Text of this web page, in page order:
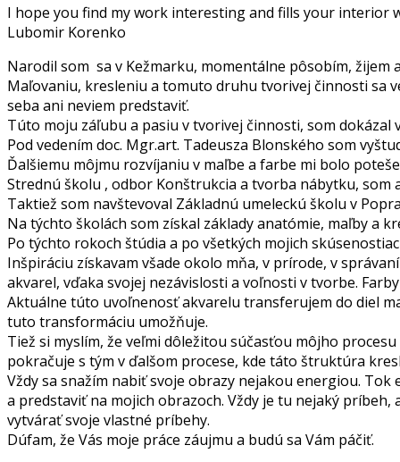
I hope you find my work interesting and fills your interior
Lubomir Korenko
Narodil som sa v Kežmarku, momentálne pôsobím, žijem
Maľovaniu, kresleniu a tomuto druhu tvorivej činnosti sa
seba ani neviem predstaviť.
Túto moju záľubu a pasiu v tvorivej činnosti, som
Pod vedením doc. Mgr.art. Tadeusza Blonského som
Ďalšiemu môjmu rozvíjaniu v maľbe a farbe mi bolo
Strednú školu , odbor Konštrukcia a tvorba nábytku, som
Taktiež som navštevoval Základnú umeleckú školu v
Na týchto školách som získal základy anatómie, maľby a
Po týchto rokoch štúdia a po všetkých mojich
Inšpiráciu získavam všade okolo mňa, v prírode, v
akvarel, vďaka svojej nezávislosti a voľnosti v tvorbe.
Aktuálne túto uvoľnenosť akvarelu transferujem do diel
tuto transformáciu umožňuje.
Tiež si myslím, že veľmi dôležitou súčasťou môjho
pokračuje s tým v ďalšom procese, kde táto štruktúra
Vždy sa snažím nabiť svoje obrazy nejakou energiou.
a predstaviť na mojich obrazoch. Vždy je tu nejaký
vytvárať svoje vlastné príbehy.
Dúfam, že Vás moje práce záujmu a budú sa Vám páčiť.